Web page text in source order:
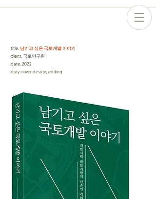
title 남기고 싶은 국토개발 이야기
client . 국토연구원
date 2022
duty cover design, editing